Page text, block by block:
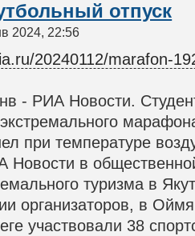
отпуск
2024, 22:56
20240112/marafon-
- РИА Новости.
при температуре
в
туризма в
организаторов, в
участвовали 38